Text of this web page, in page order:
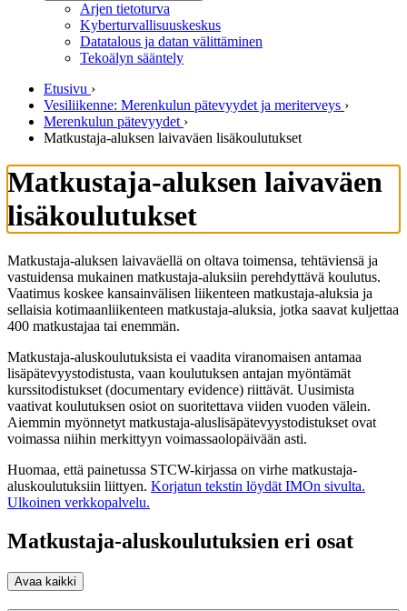
Arjen tietoturva
Kyberturvallisuuskeskus
Datatalous ja datan välittäminen
Tekoälyn sääntely
Etusivu ›
Vesiliikenne: Merenkulun pätevyydet ja meriterveys ›
Merenkulun pätevyydet ›
Matkustaja-aluksen laivaväen lisäkoulutukset
Matkustaja-aluksen laivaväen
lisäkoulutukset
Matkustaja-aluksen laivaväellä on oltava toimensa, tehtäviensä ja
vastuidensa mukainen matkustaja-aluksiin perehdyttävä koulutus.
Vaatimus koskee kansainvälisen liikenteen matkustaja-aluksia ja
sellaisia kotimaanliikenteen matkustaja-aluksia, jotka saavat kuljettaa
400 matkustajaa tai enemmän.
Matkustaja-aluskoulutuksista ei vaadita viranomaisen antamaa
lisäpätevyystodistusta, vaan koulutuksen antajan myöntämät
kurssitodistukset (documentary evidence) riittävät. Uusimista
vaativat koulutuksen osiot on suoritettava viiden vuoden välein.
Aiemmin myönnetyt matkustaja-aluslisäpätevyystodistukset ovat
voimassa niihin merkittyyn voimassaolopäivään asti.
Huomaa, että painetussa STCW-kirjassa on virhe matkustaja-
aluskoulutuksiin liittyen. Korjatun tekstin löydät IMOn sivulta.
Ulkoinen verkkopalvelu.
Matkustaja-aluskoulutuksien eri osat
Avaa kaikki